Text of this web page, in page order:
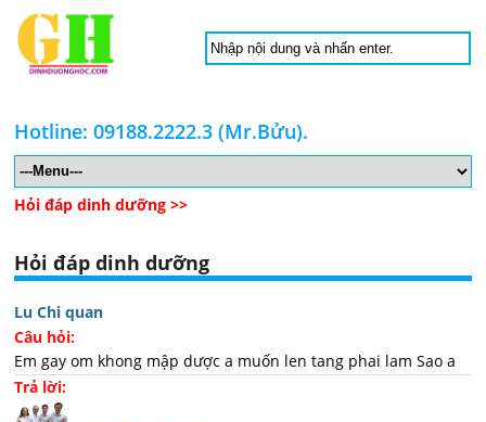
Hotline: 09188.2222.3 (Mr.Bửu).
Hỏi đáp dinh dưỡng >>
Hỏi đáp dinh dưỡng
Lu Chi quan
Câu hỏi:
Em gay om khong mập dược a muốn len tang phai lam Sao a
Trả lời: